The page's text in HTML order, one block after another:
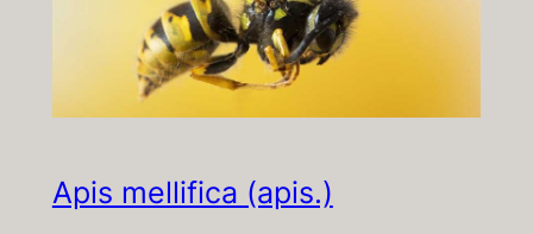
Apis mellifica (apis.)